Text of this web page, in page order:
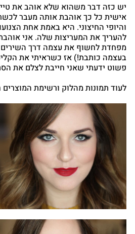
יש כזה דבר משהוא שלא אוהב את
אישית כל כך אוהבת אותה מעבר
והיופי החיצוני. היא באמת אחת
להעריך את המעריצות שלה. אני
מפחדת לחשוף את עצמה דרך
בעצמה כותבת!) אז כשראיתי את
פשוט ידעתי שאני חייבת לצלם את
לעוד תמונות מהלוק ורשימת